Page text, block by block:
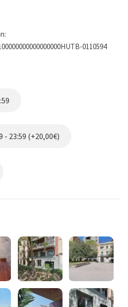
0110594
- 23:59 (+20,00€)